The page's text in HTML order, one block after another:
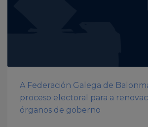
A Federación Galega de
proceso electoral para a
órganos de goberno